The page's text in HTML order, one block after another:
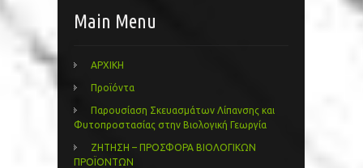
Main Menu
ΑΡΧΙΚΗ
Προϊόντα
Παρουσίαση Σκευασμάτων Λίπανσης και
Φυτοπροστασίας στην Βιολογική Γεωργία
ΖΗΤΗΣΗ – ΠΡΟΣΦΟΡΑ ΒΙΟΛΟΓΙΚΩΝ
ΠΡΟΪΟΝΤΩΝ